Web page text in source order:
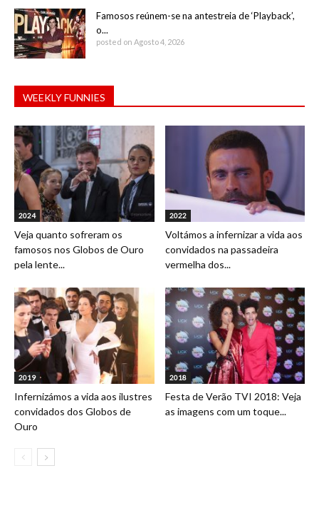
Famosos reúnem-se na antestreia de ‘Playback’,
o...
posted on Agosto 4, 2026
WEEKLY FUNNIES
2024
Veja quanto sofreram os
famosos nos Globos de Ouro
pela lente...
2022
Voltámos a infernizar a vida aos
convidados na passadeira
vermelha dos...
2019
Infernizámos a vida aos ilustres
convidados dos Globos de
Ouro
2018
Festa de Verão TVI 2018: Veja
as imagens com um toque...